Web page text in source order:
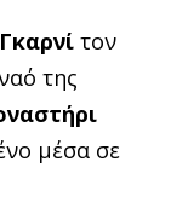
τον
της
μέσα σε